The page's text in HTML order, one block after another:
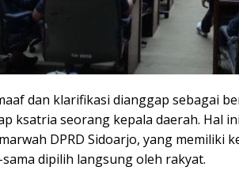
dan klarifikasi dianggap sebagai
ksatria seorang kepala daerah. Hal
DPRD Sidoarjo, yang memiliki
dipilih langsung oleh rakyat.